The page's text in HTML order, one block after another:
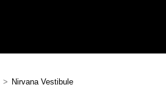
> Nirvana Vestibule